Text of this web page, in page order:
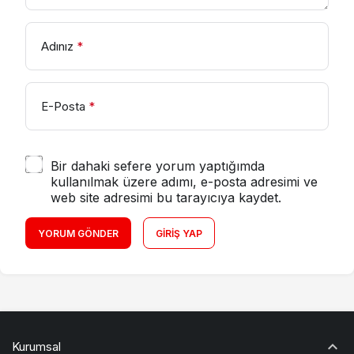
Adınız *
E-Posta *
Bir dahaki sefere yorum yaptığımda
kullanılmak üzere adımı, e-posta adresimi ve
web site adresimi bu tarayıcıya kaydet.
YORUM GÖNDER GIRIŞ YAP
Kurumsal